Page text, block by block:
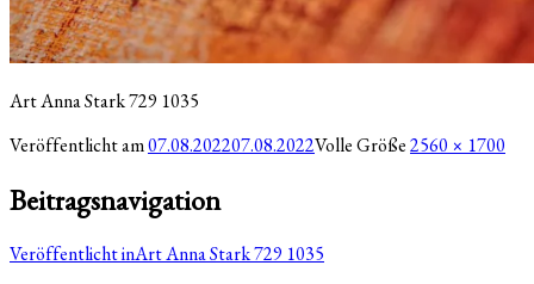
Art Anna Stark 729 1035
Veröffentlicht am07.08.202207.08.2022Volle Größe2560 × 1700
Beitragsnavigation
Veröffentlicht inArt Anna Stark 729 1035